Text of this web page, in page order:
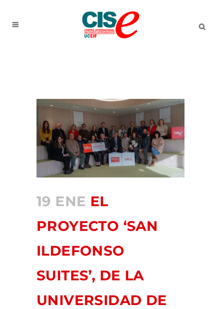
19 ENE EL
PROYECTO ‘SAN
ILDEFONSO
SUITES’, DE LA
UNIVERSIDAD DE